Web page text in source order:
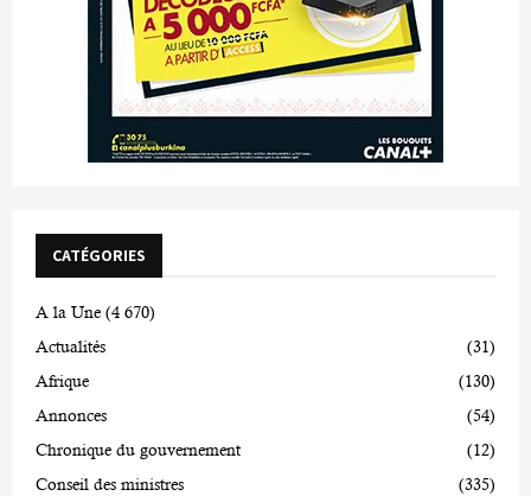
CATÉGORIES
A la Une (4 670)
Actualités
(31)
Afrique
(130)
Annonces
(54)
Chronique du gouvernement
(12)
Conseil des ministres
(335)